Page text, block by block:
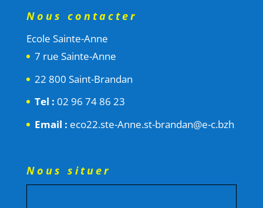
Nous contacter
Ecole Sainte-Anne
7 rue Sainte-Anne
22 800 Saint-Brandan
Tel : 02 96 74 86 23
Email : eco22.ste-Anne.st-brandan@e-c.bzh
Nous situer